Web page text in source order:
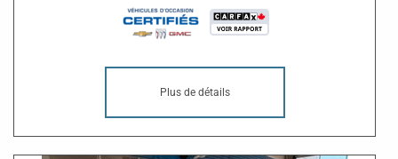
Plus de détails